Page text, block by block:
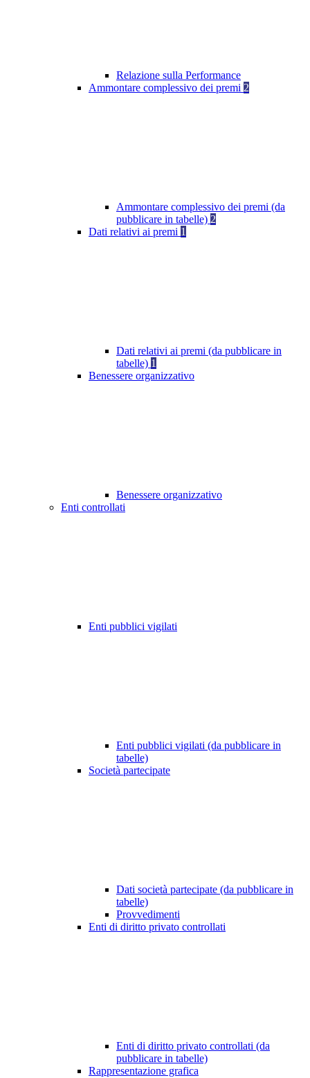
Relazione sulla Performance
Ammontare complessivo dei premi 2
Ammontare complessivo dei premi (da
pubblicare in tabelle) 2
Dati relativi ai premi 1
Dati relativi ai premi (da pubblicare in
tabelle) 1
Benessere organizzativo
Benessere organizzativo
Enti controllati
Enti pubblici vigilati
Enti pubblici vigilati (da pubblicare in
tabelle)
Società partecipate
Dati società partecipate (da pubblicare in
tabelle)
Provvedimenti
Enti di diritto privato controllati
Enti di diritto privato controllati (da
pubblicare in tabelle)
Rappresentazione grafica